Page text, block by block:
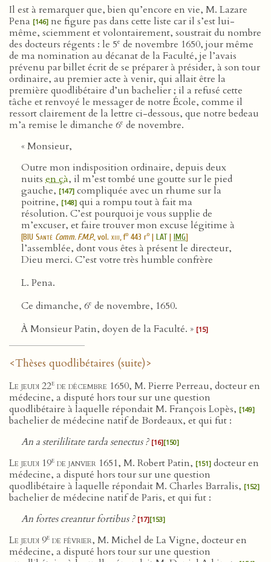
Il est à remarquer que, bien qu’encore en vie, M. Lazare
Pena [146] ne figure pas dans cette liste car il s’est lui-
même, sciemment et volontairement, soustrait du nombre
des docteurs régents : le 5e de novembre 1650, jour même
de ma nomination au décanat de la Faculté, je l’avais
prévenu par billet écrit de se préparer à présider, à son tour
ordinaire, au premier acte à venir, qui allait être la
première quodlibétaire d’un bachelier ; il a refusé cette
tâche et renvoyé le messager de notre École, comme il
ressort clairement de la lettre ci-dessous, que notre bedeau
m’a remise le dimanche 6e de novembre.
« Monsieur,
Outre mon indisposition ordinaire, depuis deux
nuits en çà, il m’est tombé une goutte sur le pied
gauche, [147] compliquée avec un rhume sur la
poitrine, [148] qui a rompu tout à fait ma
résolution. C’est pourquoi je vous supplie de
m’excuser, et faire trouver mon excuse légitime à
[BIU Santé Comm. F.M.P., vol. xiii, fo 443 ro | LAT| IMG]
l’assemblée, dont vous êtes à présent le directeur,
Dieu merci. C’est votre très humble confrère
L. Pena.
Ce dimanche, 6e de novembre, 1650.
À Monsieur Patin, doyen de la Faculté. » [15]
<Thèses quodlibétaires (suite)>
Le jeudi 22e de décembre 1650, M. Pierre Perreau, docteur en
médecine, a disputé hors tour sur une question
quodlibétaire à laquelle répondait M. François Lopès, [149]
bachelier de médecine natif de Bordeaux, et qui fut :
An a sterililitate tarda senectus ? [16][150]
Le jeudi 19e de janvier 1651, M. Robert Patin, [151] docteur en
médecine, a disputé hors tour sur une question
quodlibétaire à laquelle répondait M. Charles Barralis, [152]
bachelier de médecine natif de Paris, et qui fut :
An fortes creantur fortibus ? [17][153]
Le jeudi 9e de février, M. Michel de La Vigne, docteur en
médecine, a disputé hors tour sur une question